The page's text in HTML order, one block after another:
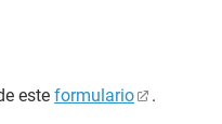
este formulario .